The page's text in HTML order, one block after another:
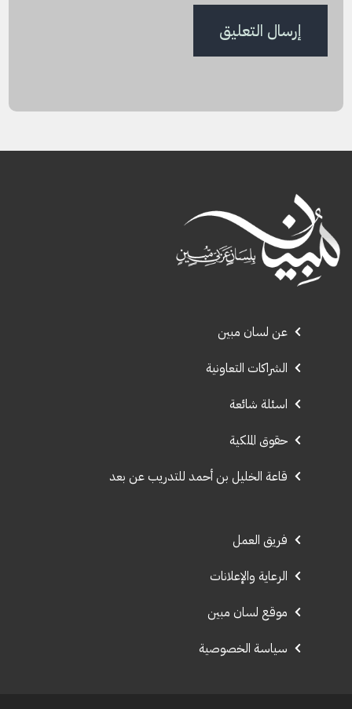
عن لسان مبين
الشراكات التعاونية
اسئلة شائعة
حقوق الملكية
قاعة الخليل بن أحمد للتدريب عن بعد
فريق العمل
الرعاية والإعلانات
موقع لسان مبين
سياسة الخصوصية